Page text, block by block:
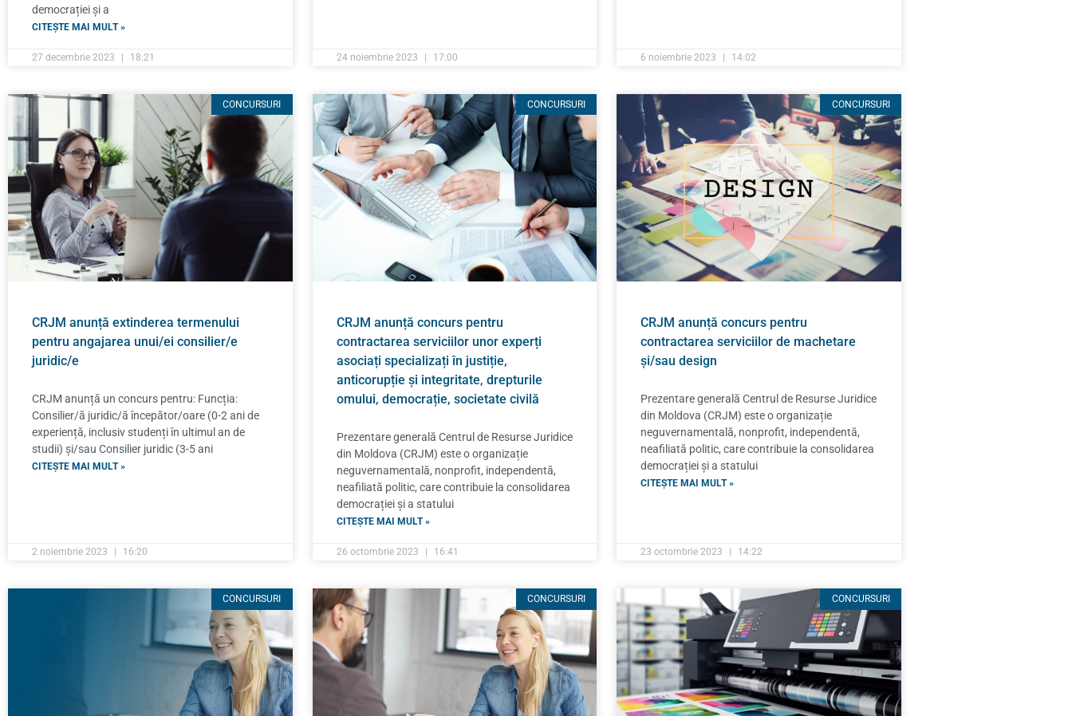
democrației și a
CITEȘTE MAI MULT »
27 decembrie 2023 18:21 24 noiembrie 2023 17:00 6 noiembrie 2023 14:02
CONCURSURI
CRJM anunță extinderea termenului
pentru angajarea unui/ei consilier/e
juridic/e
CRJM anunță un concurs pentru: Funcția:
Consilier/ă juridic/ă începător/oare (0-2 ani de
experiență, inclusiv studenți în ultimul an de
studii) și/sau Consilier juridic (3-5 ani
CITEȘTE MAI MULT »
2 noiembrie 2023 16:20
CONCURSURI
CRJM anunță concurs pentru
contractarea serviciilor unor experți
asociați specializați în justiție,
anticorupție și integritate, drepturile
omului, democrație, societate civilă
Prezentare generală Centrul de Resurse Juridice
din Moldova (CRJM) este o organizație
neguvernamentală, nonprofit, independentă,
neafiliată politic, care contribuie la consolidarea
democrației și a statului
CITEȘTE MAI MULT »
26 octombrie 2023 16:41
CONCURSURI
CRJM anunță concurs pentru
contractarea serviciilor de machetare
și/sau design
Prezentare generală Centrul de Resurse Juridice
din Moldova (CRJM) este o organizație
neguvernamentală, nonprofit, independentă,
neafiliată politic, care contribuie la consolidarea
democrației și a statului
CITEȘTE MAI MULT »
23 octombrie 2023 14:22
CONCURSURI CONCURSURI CONCURSURI